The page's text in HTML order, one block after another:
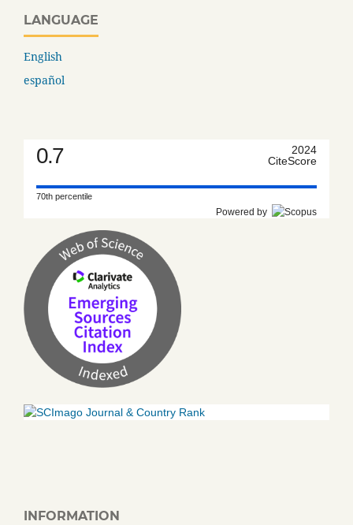
LANGUAGE
English
español
0.7
2024
CiteScore
70th percentile
Powered by
INFORMATION